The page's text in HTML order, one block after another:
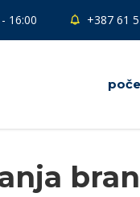
16:00 +387 61